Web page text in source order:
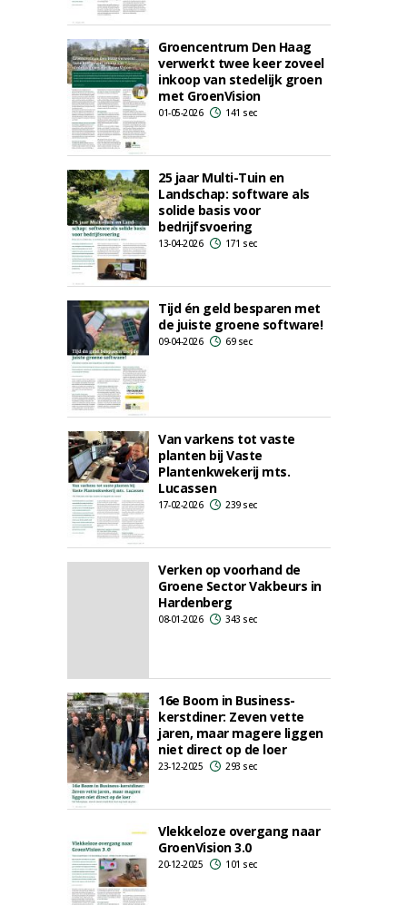
Groencentrum Den Haag
verwerkt twee keer zoveel
inkoop van stedelijk groen
met GroenVision
01-05-2026 141 sec
25 jaar Multi-Tuin en
Landschap: software als
solide basis voor
bedrijfsvoering
13-04-2026 171 sec
Tijd én geld besparen met
de juiste groene software!
09-04-2026 69 sec
Van varkens tot vaste
planten bij Vaste
Plantenkwekerij mts.
Lucassen
17-02-2026 239 sec
Verken op voorhand de
Groene Sector Vakbeurs in
Hardenberg
08-01-2026 343 sec
16e Boom in Business-
kerstdiner: Zeven vette
jaren, maar magere liggen
niet direct op de loer
23-12-2025 293 sec
Vlekkeloze overgang naar
GroenVision 3.0
20-12-2025 101 sec